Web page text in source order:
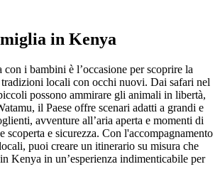
in Kenya
i bambini è l’occasione per scoprire la
tradizioni locali con occhi nuovi. Dai safari nel
possono ammirare gli animali in libertà,
il Paese offre scenari adatti a grandi e
avventure all’aria aperta e momenti di
scoperta e sicurezza. Con l'accompagnamento
puoi creare un itinerario su misura che
Kenya in un’esperienza indimenticabile per